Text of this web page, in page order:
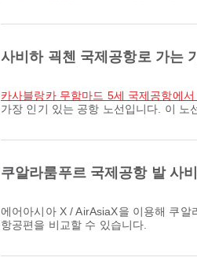
사비하 괵첸 국제공항로 가는
카사블랑카 무함마드 5세 국제공항에
가장 인기 있는 공항 노선입니다. 이 노
쿠알라룸푸르 국제공항 발 사
에어아시아 X / AirAsiaX을 이용해 쿠알라룸푸르 국제공항에서 사비하 괵첸 국제공항로 가는 가장 이른 항공편은 09:35에 출발합니다. Airpaz에서 해당 일정과 다른 이용 가능한
항공편을 비교할 수 있습니다.